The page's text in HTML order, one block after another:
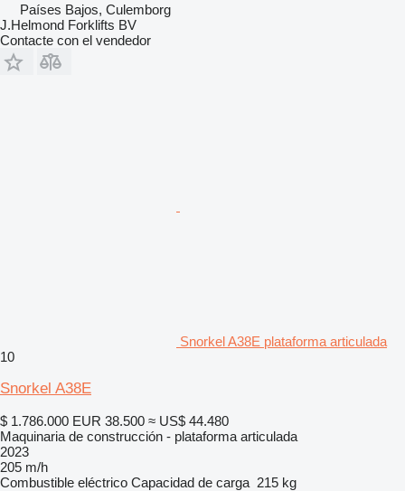
Países Bajos, Culemborg
J.Helmond Forklifts BV
Contacte con el vendedor
Snorkel A38E plataforma articulada
10
Snorkel A38E
$ 1.786.000 EUR 38.500 ≈ US$ 44.480
Maquinaria de construcción - plataforma articulada
2023
205 m/h
Combustible eléctrico Capacidad de carga 215 kg